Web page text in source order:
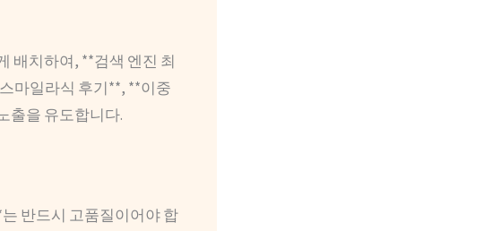
배치하여, **검색 엔진 최
마일라식 후기**, **이중
출을 유도합니다.
반드시 고품질이어야 합